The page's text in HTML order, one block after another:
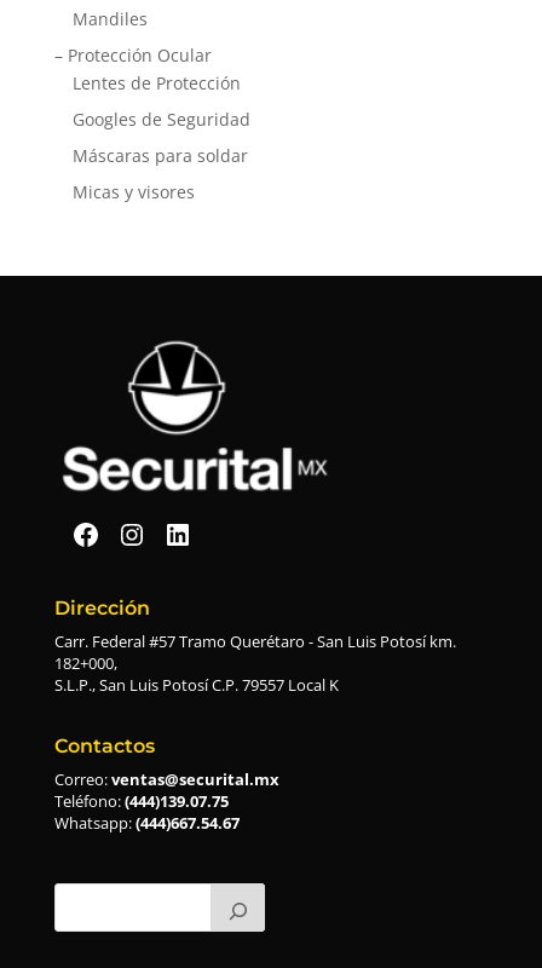
Mandiles
– Protección Ocular
Lentes de Protección
Googles de Seguridad
Máscaras para soldar
Micas y visores
Securital en Facebook
Securital en Instagram
Securital en Linkedin
Dirección
Carr. Federal #57 Tramo Querétaro - San Luis Potosí km.
182+000,
S.L.P., San Luis Potosí C.P. 79557 Local K
Contactos
Correo:ventas@securital.mx
Teléfono:(444)139.07.75
Whatsapp:(444)667.54.67